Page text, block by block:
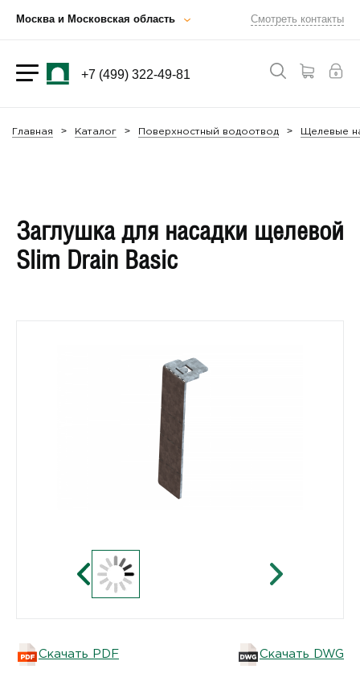
Москва и Московская область Смотреть контакты
+7 (499) 322-49-81
Главная Каталог Поверхностный водоотвод Щелевые
Заглушка для насадки щелевой
Slim Drain Basic
Скачать PDF Скачать DWG